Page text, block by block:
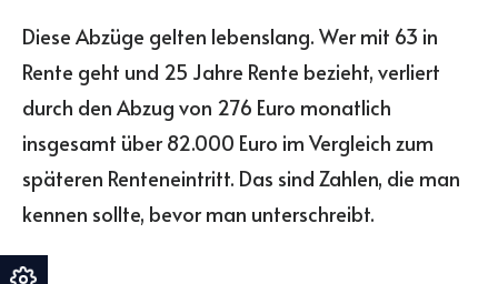
Diese Abzüge gelten lebenslang. Wer mit 63 in
Rente geht und 25 Jahre Rente bezieht, verliert
durch den Abzug von 276 Euro monatlich
insgesamt über 82.000 Euro im Vergleich zum
späteren Renteneintritt. Das sind Zahlen, die man
kennen sollte, bevor man unterschreibt.